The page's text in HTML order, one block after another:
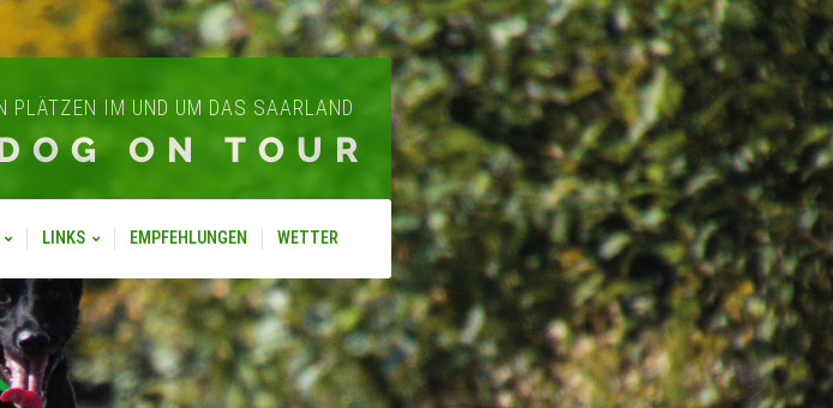
PLÄTZEN IM UND UM DAS SAARLAND
ON TOUR
LINKS EMPFEHLUNGEN WETTER